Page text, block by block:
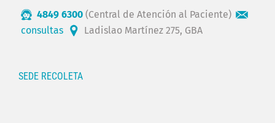
4849 6300 (Central de Atención al Paciente)
consultas
Ladislao Martínez 275, GBA
SEDE RECOLETA